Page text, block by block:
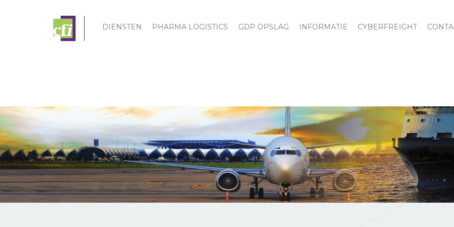
DIENSTEN PHARMA LOGISTICS GDP OPSLAG INFORMATIE CYBERFREIGHT